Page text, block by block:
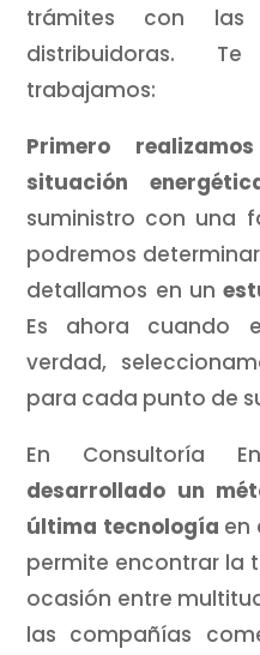
trámites con las
distribuidoras.
trabajamos:
Primero
situación
suministro con una
podremos
detallamos en un
Es ahora cuando
verdad,
para cada punto de
En Consultoría
desarrollado un
última tecnología en
permite encontrar la
ocasión entre
las compañías